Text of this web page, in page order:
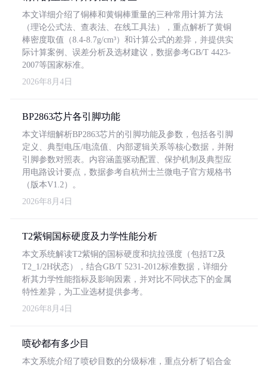
本文详细介绍了铜棒和黄铜棒重量的三种常用计算方法
（理论公式法、查表法、在线工具法），重点解析了黄铜
棒密度取值（8.4-8.7g/cm³）和计算公式的差异，并提供实
际计算案例、误差分析及选材建议，数据参考GB/T 4423-
2007等国家标准。
2026年8月4日
BP2863芯片各引脚功能
本文详细解析BP2863芯片的引脚功能及参数，包括各引脚
定义、典型电压/电流值、内部逻辑关系等核心数据，并附
引脚参数对照表。内容涵盖驱动配置、保护机制及典型应
用电路设计要点，数据参考自杭州士兰微电子官方规格书
（版本V1.2）。
2026年8月4日
T2紫铜国标硬度及力学性能分析
本文系统解读T2紫铜的国标硬度和抗拉强度（包括T2及
T2_1/2H状态），结合GB/T 5231-2012标准数据，详细分
析其力学性能指标及影响因素，并对比不同状态下的金属
特性差异，为工业选材提供参考。
2026年8月4日
喷砂都有多少目
本文系统介绍了喷砂目数的分级标准，重点分析了铝合金